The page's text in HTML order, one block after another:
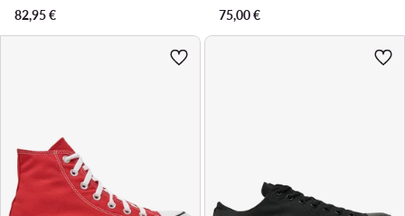
82,95€
75,00€